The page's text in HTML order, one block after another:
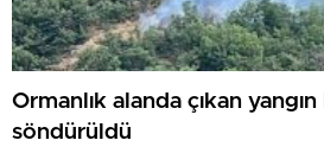
Ormanlık alanda çıkan
söndürüldü